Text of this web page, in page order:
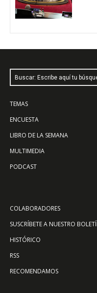
Buscar: Escribe aquí tu
TEMAS
ENCUESTA
LIBRO DE LA SEMANA
MULTIMEDIA
PODCAST
COLABORADORES
SUSCRÍBETE A NUESTRO
HISTÓRICO
RSS
RECOMENDAMOS